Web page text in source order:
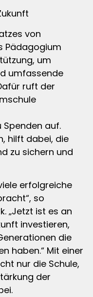
von
Pädagogium
um
umfassende
ruft der
Spenden auf.
hilft dabei, die
zu sichern und
erfolgreiche
so
„Jetzt ist es an
investieren,
die
haben.“ Mit einer
nur die Schule,
der